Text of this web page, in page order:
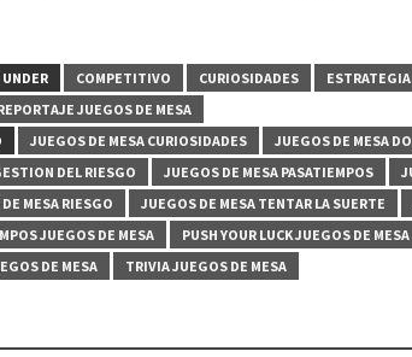
COMPETITIVO CURIOSIDADES ESTRATEGIA
JUEGOS DE MESA
JUEGOS DE MESA CURIOSIDADES JUEGOS DE MESA
DEL RIESGO
JUEGOS DE MESA PASATIEMPOS
MESA RIESGO
JUEGOS DE MESA TENTAR LA SUERTE
JUEGOS DE MESA
PUSH YOUR LUCK JUEGOS DE MESA
DE MESA
TRIVIA JUEGOS DE MESA